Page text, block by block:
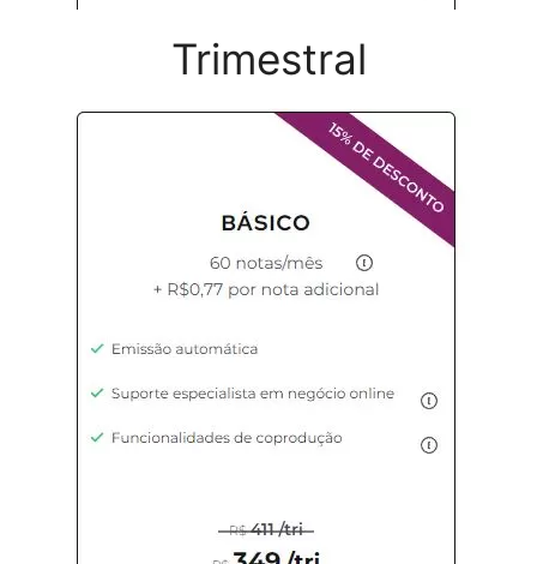
Trimestral